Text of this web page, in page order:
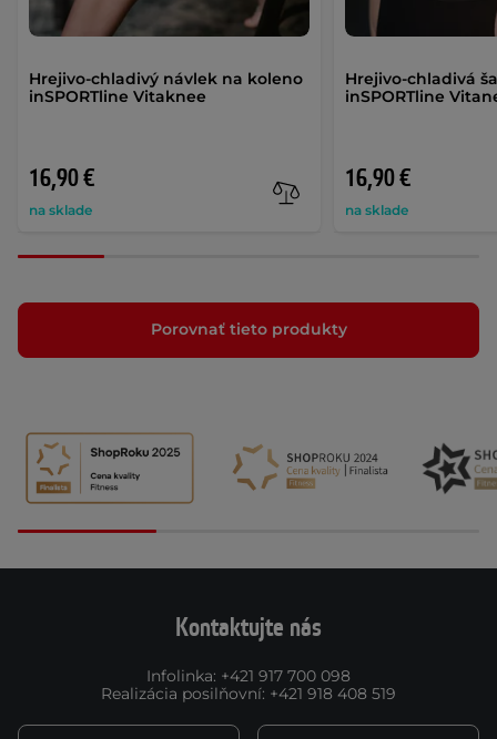
Hrejivo-chladivý návlek na koleno
inSPORTline Vitaknee
16,90 €
na sklade
Hrejivo-chladivá
inSPORTline
16,90 €
na sklade
Porovnať tieto produkty
Kontaktujte nás
Infolinka: +421 917 700 098
Realizácia posilňovní: +421 918 408 519